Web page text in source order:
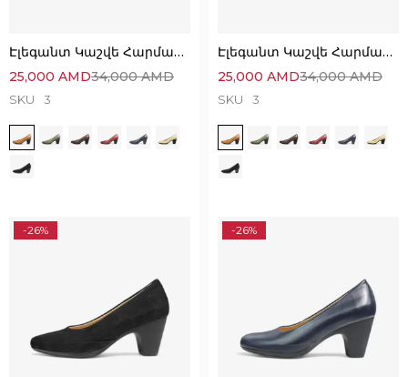
Էլեգանտ Կաշվե Հարմարավետ Կոշիկներ
34,000AMD
25,000 AMD
SKU 3
Էլեգանտ Կաշվե Հարմարավետ Կոշիկներ
34,000AMD
25,000 AMD
SKU 3
-26% -26%